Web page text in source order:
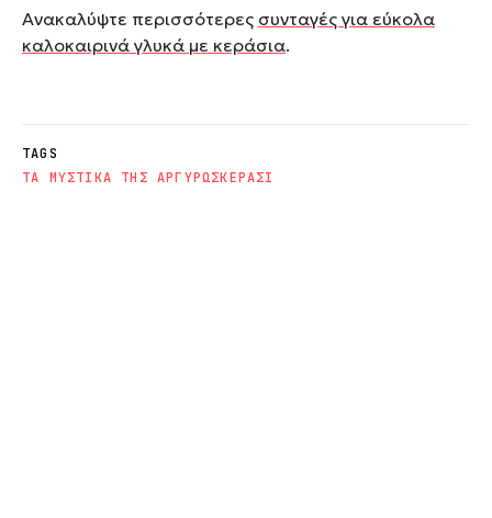
Ανακαλύψτε περισσότερες συνταγές για εύκολα
καλοκαιρινά γλυκά με κεράσια.
TAGS
ΤΑ ΜΥΣΤΙΚΑ ΤΗΣ ΑΡΓΥΡΩΣΚΕΡΑΣΙ